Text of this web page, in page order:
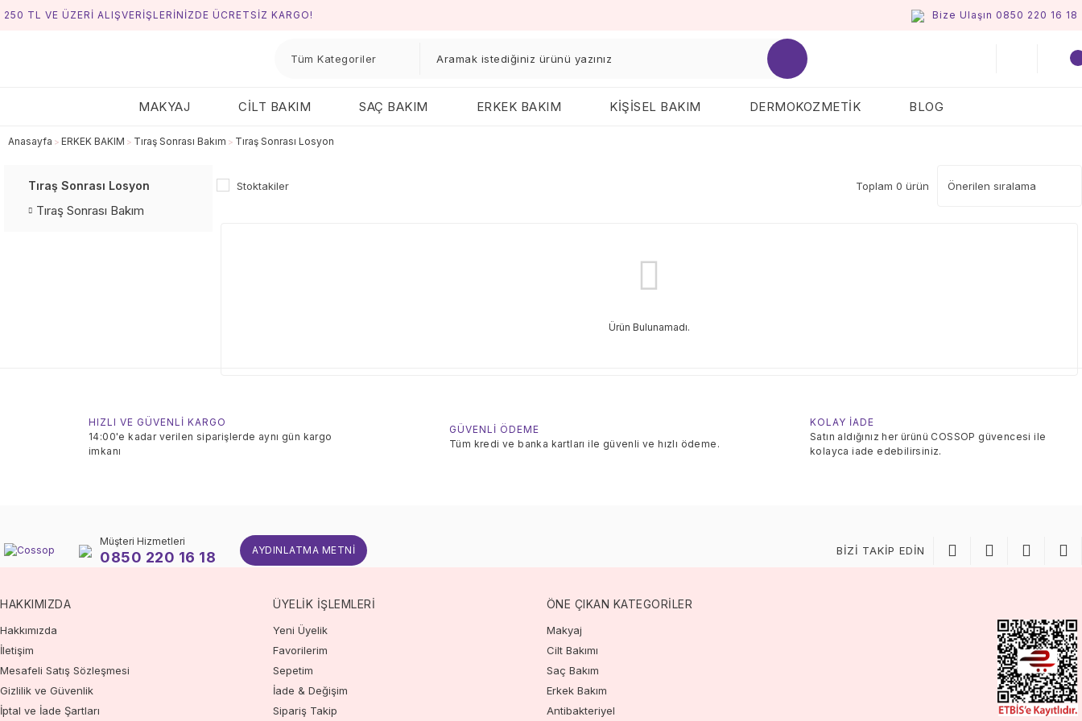
250 TL VE ÜZERİ ALIŞVERİŞLERİNİZDE ÜCRETSİZ KARGO! Bize Ulaşın 0850 220 16 18
MAKYAJ CİLT BAKIM SAÇ BAKIM ERKEK BAKIM KİŞİSEL BAKIM DERMOKOZMETİK BLOG
Anasayfa ERKEK BAKIM Tıraş Sonrası Bakım Tıraş Sonrası Losyon
Tıraş Sonrası Losyon
Tıraş Sonrası Bakım
Stoktakiler Toplam 0 ürün
Ürün Bulunamadı.
HIZLI VE GÜVENLİ KARGO
14:00'e kadar verilen siparişlerde aynı gün kargo
imkanı
GÜVENLİ ÖDEME
Tüm kredi ve banka kartları ile güvenli ve hızlı ödeme.
KOLAY İADE
Satın aldığınız her ürünü COSSOP güvencesi ile
kolayca iade edebilirsiniz.
Müşteri Hizmetleri
0850 220 16 18 AYDINLATMA METNI BİZİ TAKİP EDİN
HAKKIMIZDA
Hakkımızda
İletişim
Mesafeli Satış Sözleşmesi
Gizlilik ve Güvenlik
İptal ve İade Şartları
ÜYELİK İŞLEMLERİ
Yeni Üyelik
Favorilerim
Sepetim
İade & Değişim
Sipariş Takip
ÖNE ÇIKAN KATEGORİLER
Makyaj
Cilt Bakımı
Saç Bakım
Erkek Bakım
Antibakteriyel